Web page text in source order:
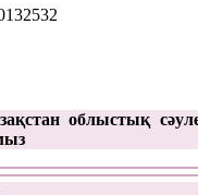
облыстық